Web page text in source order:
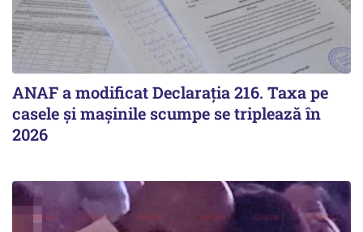
ANAF a modificat Declarația 216. Taxa pe
casele și mașinile scumpe se triplează în
2026